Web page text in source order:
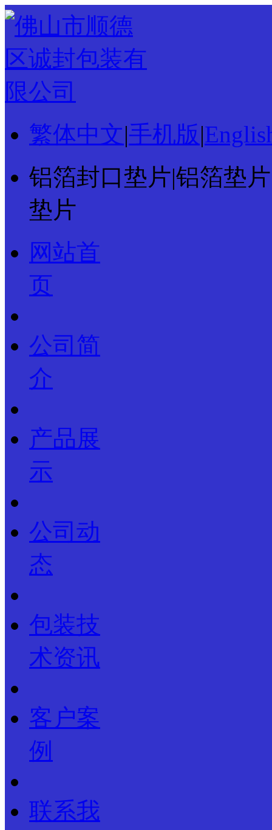
繁体中文|手机版|
铝箔封口垫片|铝箔垫
垫片
网站首
页
公司简
介
产品展
示
公司动
态
包装技
术资讯
客户案
例
联系我